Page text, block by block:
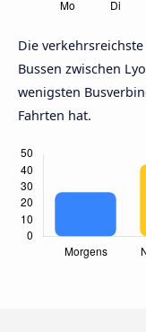
Die
Bussen zwischen
wenigsten
Fahrten hat.